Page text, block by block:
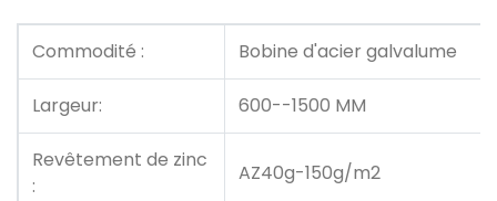
Commodité : Bobine d'acier galvalume
Largeur: 600--1500 MM
Revêtement de zinc
:
AZ40g-150g/m2